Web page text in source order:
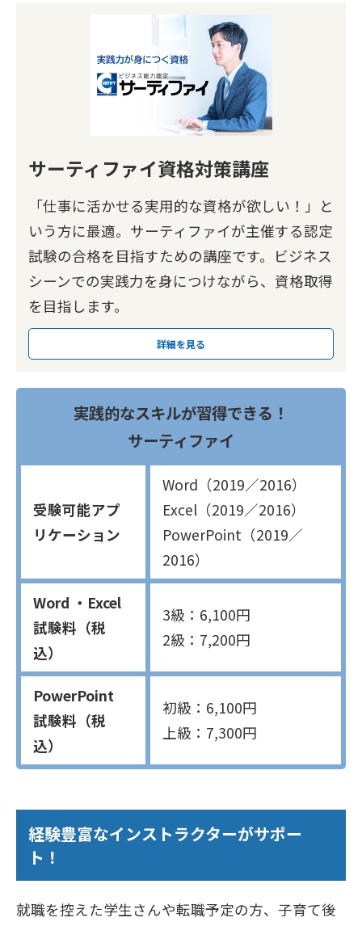
サーティファイ資格対策講座
「仕事に活かせる実用的な資格が欲しい！」と
いう方に最適。サーティファイが主催する認定
試験の合格を目指すための講座です。ビジネス
シーンでの実践力を身につけながら、資格取得
を目指します。
詳細を見る
実践的なスキルが習得できる！
サーティファイ
受験可能アプ
リケーション
Word（2019／2016）
Excel（2019／2016）
PowerPoint（2019／
2016）
Word ・Excel
試験料（税
込）
3級：6,100円
2級：7,200円
PowerPoint
試験料（税
込）
初級：6,100円
上級：7,300円
経験豊富なインストラクターがサポー
ト！
就職を控えた学生さんや転職予定の方、子育て後